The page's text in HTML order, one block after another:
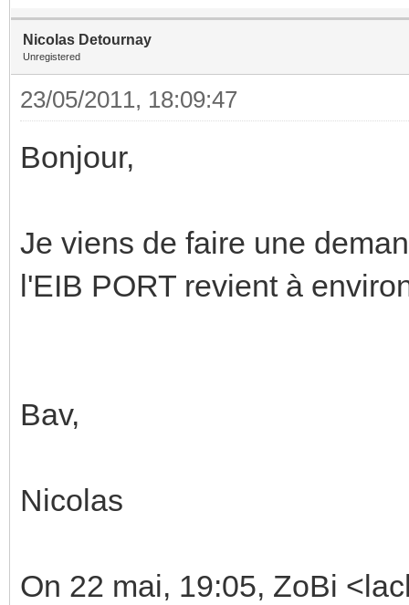
Nicolas Detournay
Unregistered
23/05/2011, 18:09:47
Bonjour,
Je viens de faire une
l'EIB PORT revient à
Bav,
Nicolas
On 22 mai, 19:05, ZoBi